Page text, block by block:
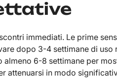
immediati. Le prime
dopo 3-4 settimane di uso
6-8 settimane per
attenuarsi in modo